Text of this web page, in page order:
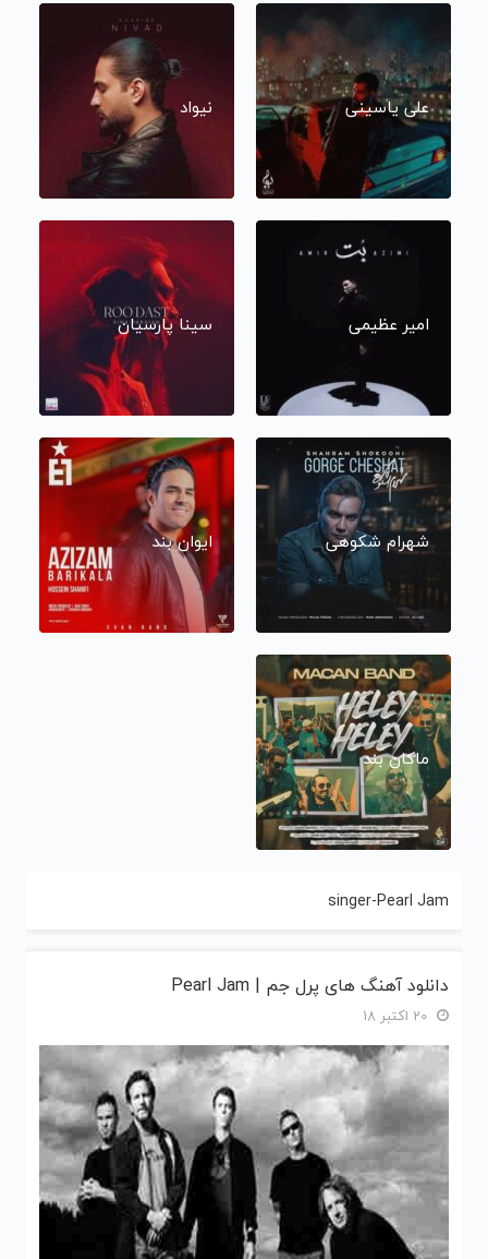
علی یاسینی نیواد
امیر عظیمی سینا پارسیان
شهرام شکوهی ایوان بند
ماکان بند
singer-Pearl Jam
دانلود آهنگ های پرل جم | Pearl Jam